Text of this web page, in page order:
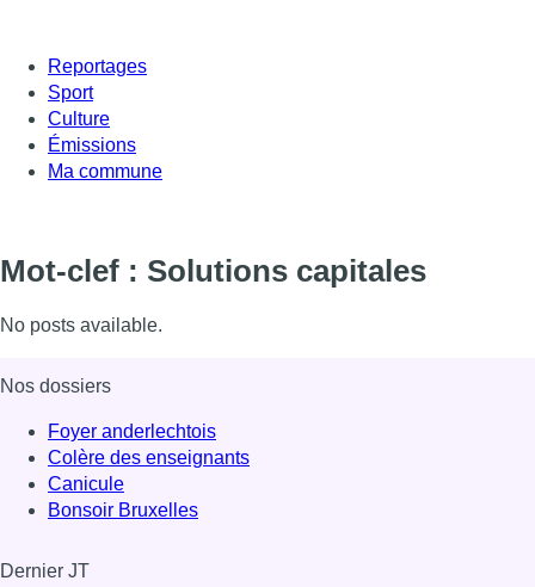
Reportages
Sport
Culture
Émissions
Ma commune
Mot-clef : Solutions capitales
No posts available.
Nos dossiers
Foyer anderlechtois
Colère des enseignants
Canicule
Bonsoir Bruxelles
Dernier JT